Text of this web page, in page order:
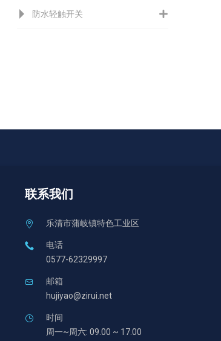
防水轻触开关
联系我们
乐清市蒲岐镇特色工业区
电话
0577-62329997
邮箱
hujiyao@zirui.net
时间
周一~周六: 09.00 ~ 17.00